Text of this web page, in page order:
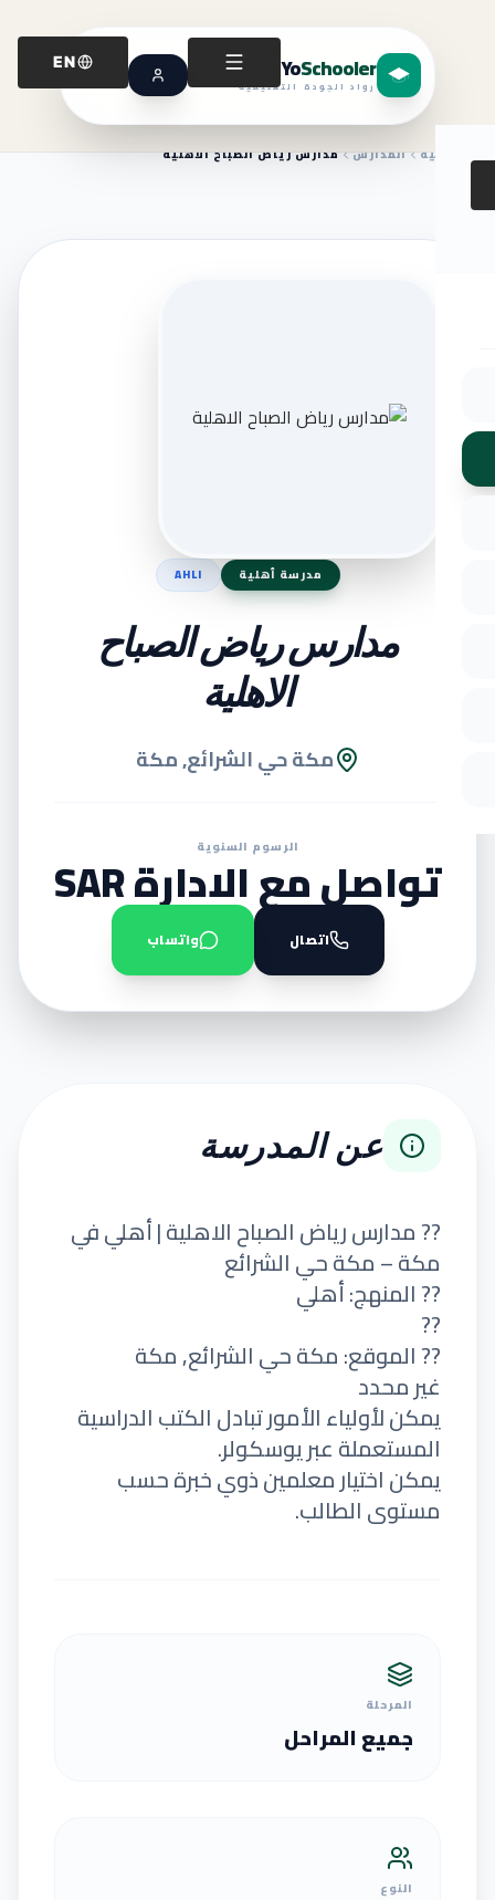
YoSchooler
رواد الجودة التعليمية
EN
الرئيسية المدارس مدارس رياض الصباح الاهلية
مدرسة أهلية AHLI
مدارس رياض الصباح
الاهلية
مكة حي الشرائع, مكة
الرسوم السنوية
تواصل مع الادارة SAR
اتصال واتساب
عن المدرسة
?? مدارس رياض الصباح الاهلية | أهلي في
مكة – مكة حي الشرائع
?? المنهج: أهلي
??
?? الموقع: مكة حي الشرائع, مكة
غير محدد
يمكن لأولياء الأمور تبادل الكتب الدراسية
المستعملة عبر يوسكولر.
يمكن اختيار معلمين ذوي خبرة حسب
مستوى الطالب.
المرحلة
جميع المراحل
النوع